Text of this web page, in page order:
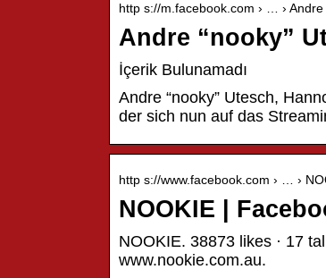
http s://m.facebook.com › … › Andre
Andre “nooky”
İçerik Bulunamadı
Andre “nooky” Utesch,
der sich nun auf das
http s://www.facebook.com › … ›
NOOKIE |
NOOKIE. 38873 likes · 17
www.nookie.com.au.